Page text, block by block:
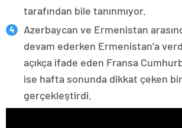
tarafından bile tanınmıyor.
Azerbaycan ve Ermenistan
devam ederken Ermenistan’a
açıkça ifade eden Fransa
ise hafta sonunda dikkat çeken
gerçekleştirdi.